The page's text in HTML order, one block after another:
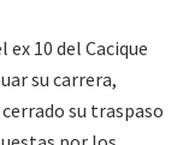
10 del Cacique
su carrera,
su traspaso